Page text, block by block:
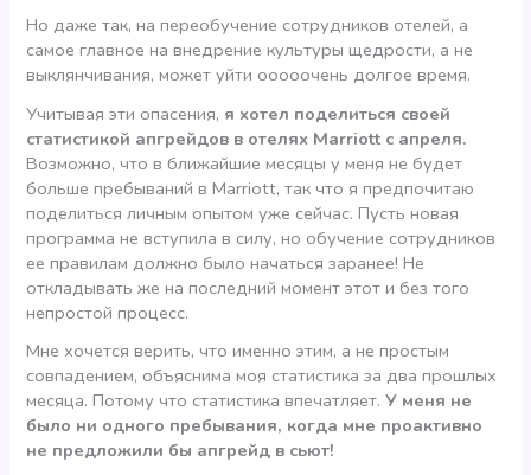
Но даже так, на переобучение сотрудников отелей, а
самое главное на внедрение культуры щедрости, а не
выклянчивания, может уйти ооооочень долгое время.
Учитывая эти опасения, я хотел поделиться своей
статистикой апгрейдов в отелях Marriott с апреля.
Возможно, что в ближайшие месяцы у меня не будет
больше пребываний в Marriott, так что я предпочитаю
поделиться личным опытом уже сейчас. Пусть новая
программа не вступила в силу, но обучение сотрудников
ее правилам должно было начаться заранее! Не
откладывать же на последний момент этот и без того
непростой процесс.
Мне хочется верить, что именно этим, а не простым
совпадением, объяснима моя статистика за два прошлых
месяца. Потому что статистика впечатляет.У меня не
было ни одного пребывания, когда мне проактивно
не предложили бы апгрейд в сьют!